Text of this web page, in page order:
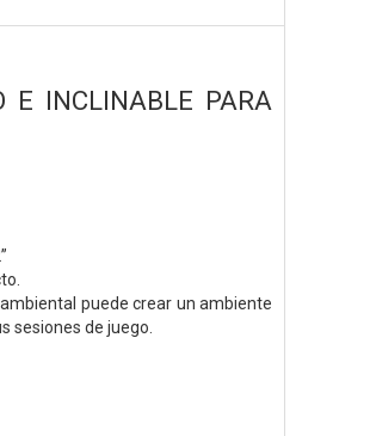
E INCLINABLE PARA
puede crear un ambiente
sesiones de juego.